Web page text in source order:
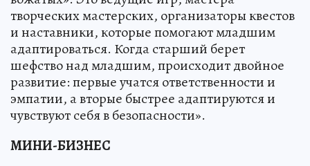
творческих мастерских, организаторы квестов
и наставники, которые помогают младшим
адаптироваться. Когда старший берет
шефство над младшим, происходит двойное
развитие: первые учатся ответственности и
эмпатии, а вторые быстрее адаптируются и
чувствуют себя в безопасности».
МИНИ-БИЗНЕС